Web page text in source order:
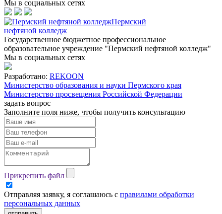
Мы в социальных сетях
Пермский
нефтяной колледж
Государственное бюджетное профессиональное
образовательное учреждение "Пермский нефтяной колледж"
Мы в социальных сетях
Разработано: REKOON
Министерство образования и науки Пермского края
Министерство просвещения Российской Федерации
задать вопрос
Заполните поля ниже, чтобы получить консультацию
Прикрепить файл
Отправляя заявку, я соглашаюсь с правилами обработки
персональных данных